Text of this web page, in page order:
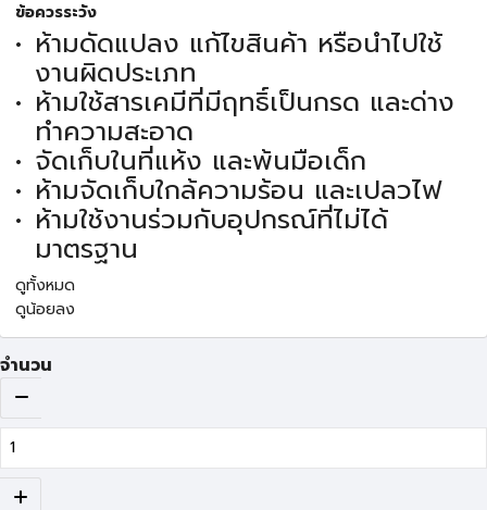
ข้อควรระวัง
ห้ามดัดแปลง แก้ไขสินค้า หรือนำไปใช้
งานผิดประเภท
ห้ามใช้สารเคมีที่มีฤทธิ์เป็นกรด และด่าง
ทำความสะอาด
จัดเก็บในที่แห้ง และพ้นมือเด็ก
ห้ามจัดเก็บใกล้ความร้อน และเปลวไฟ
ห้ามใช้งานร่วมกับอุปกรณ์ที่ไม่ได้
มาตรฐาน
ดูทั้งหมด
ดูน้อยลง
จำนวน